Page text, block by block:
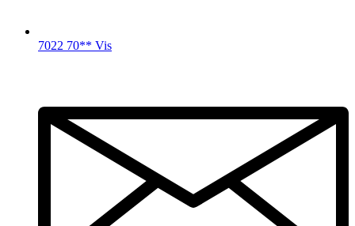
7022 70** Vis